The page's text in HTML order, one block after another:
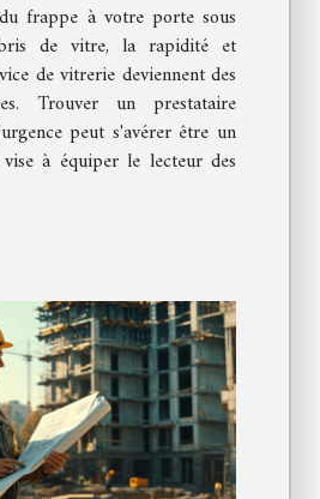
frappe à votre porte sous
de vitre, la rapidité et
de vitrerie deviennent des
Trouver un prestataire
peut s'avérer être un
à équiper le lecteur des